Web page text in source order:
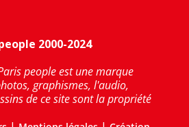
2000-2024
people est une marque
graphismes, l'audio,
de ce site sont la propriété